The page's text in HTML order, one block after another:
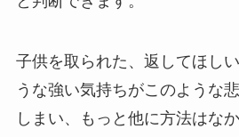
子供を取られた、返してほし
うな強い気持ちがこのような
しまい、もっと他に方法はな